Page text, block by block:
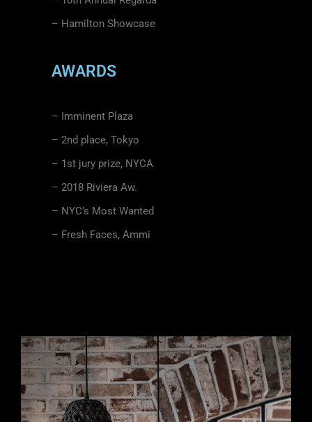
– Hamilton Showcase
AWARDS
– Imminent Plaza
– 2nd place, Tokyo
– 1st jury prize, NYCA
– 2018 Riviera Aw.
– NYC’s Most Wanted
– Fresh Faces, Ammi